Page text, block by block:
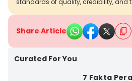
standards of quality, credibility, and
Share Article
Curated For You
7 Fakta